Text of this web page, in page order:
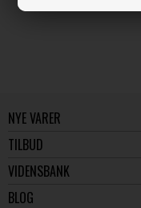
NYE VARER
TILBUD
VIDENSBANK
BLOG